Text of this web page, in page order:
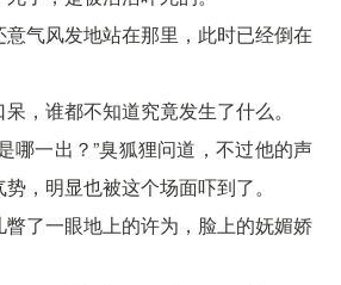
意气风发地站在那里，此时已经倒在
，谁都不知道究竟发生了什么。
哪一出？”臭狐狸问道，不过他的声
，明显也被这个场面吓到了。
了一眼地上的许为，脸上的妩媚娇